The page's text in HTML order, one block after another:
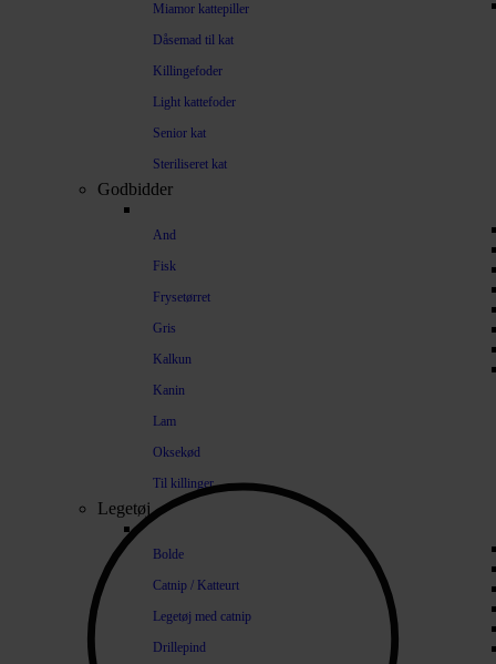
Miamor kattepiller
Dåsemad til kat
Killingefoder
Light kattefoder
Senior kat
Steriliseret kat
Godbidder
And
Fisk
Frysetørret
Gris
Kalkun
Kanin
Lam
Oksekød
Til killinger
Legetøj
Bolde
Catnip / Katteurt
Legetøj med catnip
Drillepind